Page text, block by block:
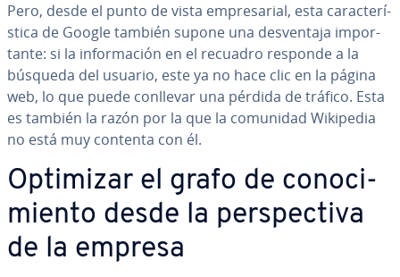
Pero, desde el punto de vista em­pre­sa­rial, esta ca­ra­c­te­rí­
s­ti­ca de Google también supone una de­s­ve­n­ta­ja im­po­r­
ta­n­te: si la in­fo­r­ma­ción en el recuadro responde a la
búsqueda del usuario, este ya no hace clic en la página
web, lo que puede conllevar una pérdida de tráfico. Esta
es también la razón por la que la comunidad Wikipedia
no está muy contenta con él.
Optimizar el grafo de co­no­ci­
mie­n­to desde la pe­r­s­pe­c­ti­va
de la empresa